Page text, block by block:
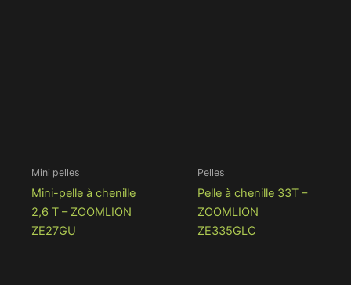
Mini pelles
Mini-pelle à chenille
2,6 T – ZOOMLION
ZE27GU
Pelles
Pelle à chenille 33T –
ZOOMLION
ZE335GLC